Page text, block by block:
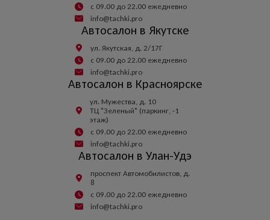
с 09.00 до 22.00 ежедневно
info@tachki.pro
Автосалон в Якутске
ул. Якутская, д. 2/17Г
с 09.00 до 22.00 ежедневно
info@tachki.pro
Автосалон в Красноярске
ул. Мужества, д. 10
ТЦ "Зеленый" (паркинг, -1
этаж)
с 09.00 до 22.00 ежедневно
info@tachki.pro
Автосалон в Улан-Удэ
проспект Автомобилистов, д.
8
с 09.00 до 22.00 ежедневно
info@tachki.pro